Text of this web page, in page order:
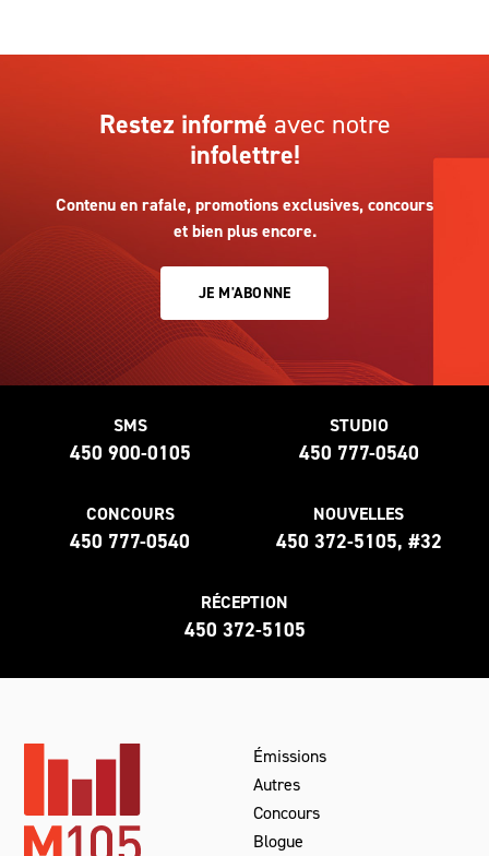
Restez informé avec notre
infolettre!
Contenu en rafale, promotions exclusives, concours
et bien plus encore.
JE M'ABONNE
SMS
450 900-0105
STUDIO
450 777-0540
CONCOURS
450 777-0540
NOUVELLES
450 372-5105, #32
RÉCEPTION
450 372-5105
Émissions
Autres
Concours
Blogue